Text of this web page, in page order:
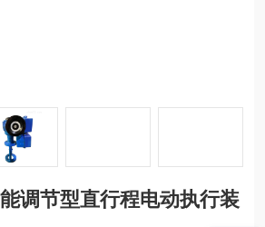
调节型直行程电动执行装